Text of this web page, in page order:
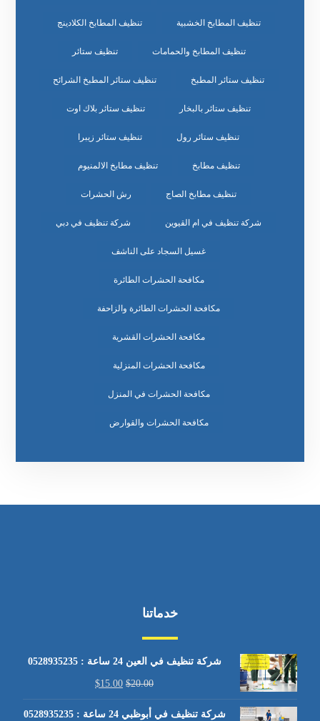
تنظيف المطابخ الخشبية تنظيف المطابخ الكلادينج
تنظيف المطابخ والحمامات تنظيف ستائر
تنظيف ستائر المطبخ تنظيف ستائر المطبخ الشرائح
تنظيف ستائر بالبخار تنظيف ستائر بلاك اوت
تنظيف ستائر رول تنظيف ستائر زيبرا
تنظيف مطابخ تنظيف مطابخ الالمنيوم
تنظيف مطابخ الصاج رش الحشرات
شركة تنظيف في ام القيوين شركة تنظيف في دبي
غسيل السجاد على الناشف
مكافحة الحشرات الطائرة
مكافحة الحشرات الطائرة والزاحفة
مكافحة الحشرات القشرية
مكافحة الحشرات المنزلية
مكافحة الحشرات في المنزل
مكافحة الحشرات والقوارض
خدماتنا
شركة تنظيف في العين 24 ساعة : 0528935235
$20.00
$15.00
شركة تنظيف في أبوظبي 24 ساعة : 0528935235